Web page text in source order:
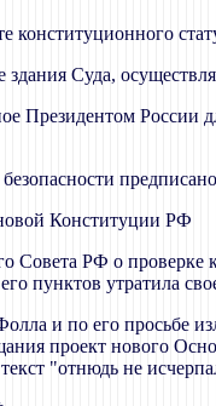
Суда,
Президентом
Конституции РФ
Совета РФ о
пунктов утратила
и по его просьбе
проект нового
"отнюдь не